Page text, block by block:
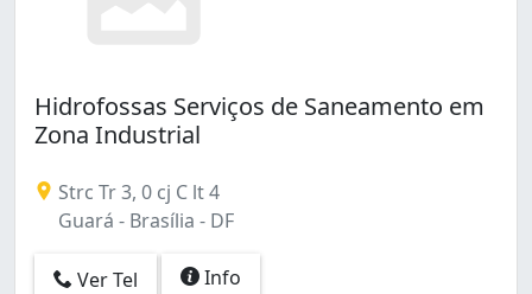
Hidrofossas Serviços de Saneamento em
Zona Industrial
Strc Tr 3, 0 cj C lt 4
Guará - Brasília - DF
Ver Tel Info